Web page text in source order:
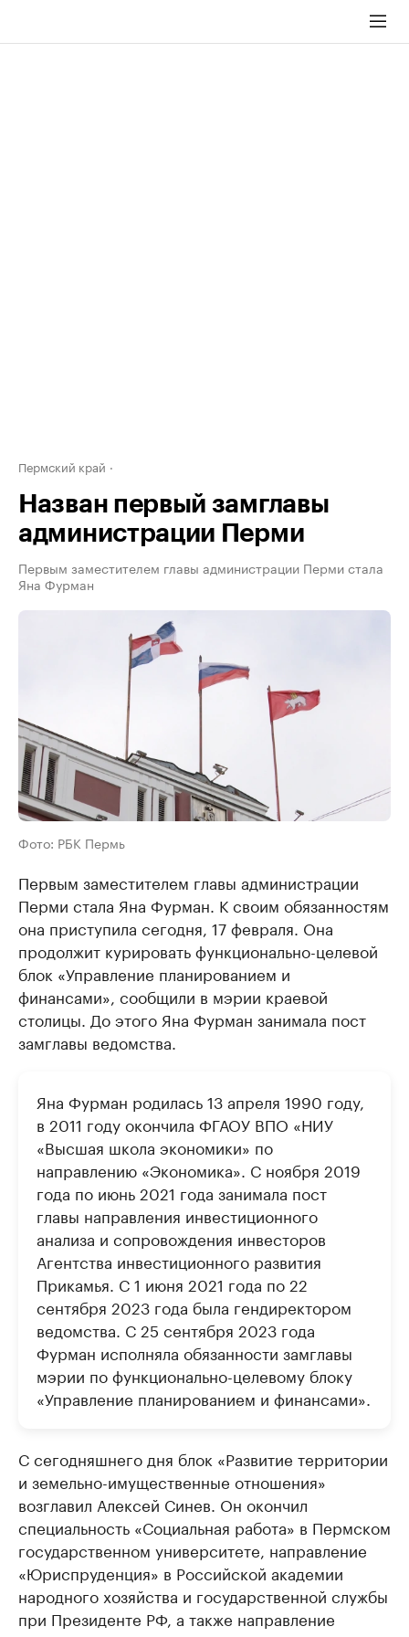
Пермский край
Назван первый замглавы
администрации Перми
Первым заместителем главы администрации Перми стала
Яна Фурман
Фото: РБК Пермь
Первым заместителем главы администрации
Перми стала Яна Фурман. К своим обязанностям
она приступила сегодня, 17 февраля. Она
продолжит курировать функционально-целевой
блок «Управление планированием и
финансами», сообщили в мэрии краевой
столицы. До этого Яна Фурман занимала пост
замглавы ведомства.
Яна Фурман родилась 13 апреля 1990 году,
в 2011 году окончила ФГАОУ ВПО «НИУ
«Высшая школа экономики» по
направлению «Экономика». С ноября 2019
года по июнь 2021 года занимала пост
главы направления инвестиционного
анализа и сопровождения инвесторов
Агентства инвестиционного развития
Прикамья. С 1 июня 2021 года по 22
сентября 2023 года была гендиректором
ведомства. С 25 сентября 2023 года
Фурман исполняла обязанности замглавы
мэрии по функционально-целевому блоку
«Управление планированием и финансами».
С сегодняшнего дня блок «Развитие территории
и земельно-имущественные отношения»
возглавил Алексей Синев. Он окончил
специальность «Социальная работа» в Пермском
государственном университете, направление
«Юриспруденция» в Российской академии
народного хозяйства и государственной службы
при Президенте РФ, а также направление